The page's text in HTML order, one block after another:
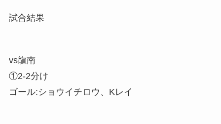
試合結果
vs龍南
①2-2分け
ゴール:ショウイチロウ、Kレイ